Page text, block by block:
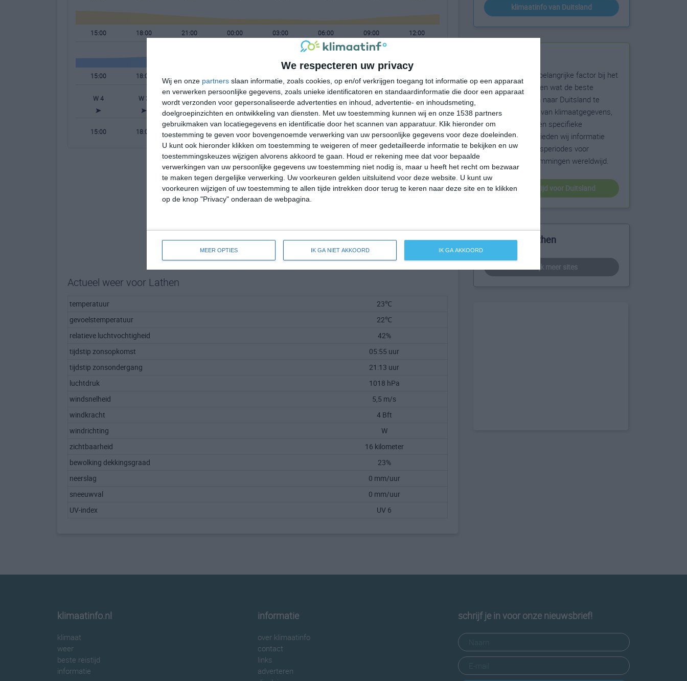
We respecteren uw privacy
Wij en onze partners slaan informatie, zoals cookies, op en/of verkrijgen toegang tot informatie op een apparaat
en verwerken persoonlijke gegevens, zoals unieke identificatoren en standaardinformatie die door een apparaat
wordt verzonden voor gepersonaliseerde advertenties en inhoud, advertentie- en inhoudsmeting,
doelgroepinzichten en ontwikkeling van diensten.
Met uw toestemming kunnen wij en onze 1538 partners
gebruikmaken van locatiegegevens en identificatie door het scannen van apparatuur. Klik hieronder om
toestemming te geven voor bovengenoemde verwerking van uw persoonlijke gegevens voor deze doeleinden.
U kunt ook hieronder klikken om toestemming te weigeren of meer gedetailleerde informatie te bekijken en uw
toestemmingskeuzes wijzigen alvorens akkoord te gaan.
Houd er rekening mee dat voor bepaalde
verwerkingen van uw persoonlijke gegevens uw toestemming niet nodig is, maar u heeft het recht om bezwaar
te maken tegen dergelijke verwerking. Uw voorkeuren gelden uitsluitend voor deze website. U kunt uw
voorkeuren wijzigen of uw toestemming te allen tijde intrekken door terug te keren naar deze site en te klikken
op de knop "Privacy" onderaan de webpagina.
MEER OPTIES IK GA NIET AKKOORD IK GA AKKOORD
15:00 18:00 21:00 00:00 03:00 06:00 09:00 12:00
15:00 18:00
W 4 W 3 W 2 WZW 1 WNW 2 WNW 2
15:00 18:00 21:00 06:00
Actueel weer voor Lathen
temperatuur
23℃
gevoelstemperatuur
22℃
relatieve luchtvochtigheid
42%
tijdstip zonsopkomst
05:55 uur
tijdstip zonsondergang
21:13 uur
luchtdruk
1018 hPa
windsnelheid
5,5 m/s
windkracht
4 Bft
windrichting
W
zichtbaarheid
16 kilometer
bewolking dekkingsgraad
23%
neerslag
0 mm/uur
sneeuwval
0 mm/uur
UV-index
UV 6
klimaatinfo van Duitsland
Het weer is een belangrijke factor bij het
reizen. Wil je weten wat de beste
maanden zijn om naar Duitsland te
reizen? Op basis van klimaatgegevens,
weersextremen en specifieke
weerinformatie bieden wij informatie
over de beste reisperiodes voor
duizenden bestemmingen wereldwijd.
beste reistijd voor Duitsland
Meer over Lathen
bekijk meer sites
klimaatinfo.nl
klimaat
weer
beste reistijd
informatie
informatie
over klimaatinfo
contact
links
adverteren
schrijf je in voor onze nieuwsbrief!